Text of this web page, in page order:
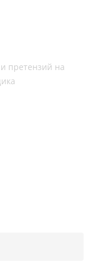
претензий на